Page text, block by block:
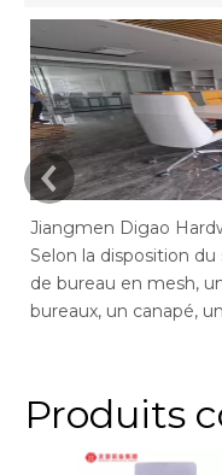
Selon la disposition
de bureau en mesh,
bureaux, un canapé,
en député, réception.
Produits